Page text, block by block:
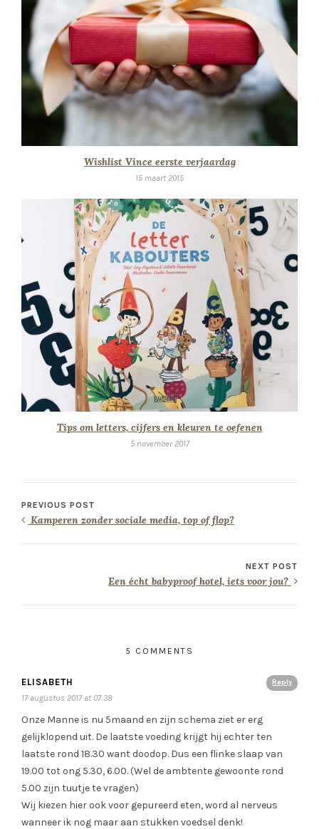
Wishlist Vince eerste verjaardag
15 maart 2015
Tips om letters, cijfers en kleuren te oefenen
5 november 2017
PREVIOUS POST
Kamperen zonder sociale media, top of flop?
NEXT POST
Een écht babyproof hotel, iets voor jou?
5 COMMENTS
Reply
ELISABETH
17 augustus 2017 at 07:38
Onze Manne is nu 5maand en zijn schema ziet er erg
gelijklopend uit. De laatste voeding krijgt hij echter ten
laatste rond 18.30 want doodop. Dus een flinke slaap van
19.00 tot ong 5.30, 6.00. (Wel de ambtente gewoonte rond
5.00 zijn tuutje te vragen)
Wij kiezen hier ook voor gepureerd eten, word al nerveus
wanneer ik nog maar aan stukken voedsel denk!